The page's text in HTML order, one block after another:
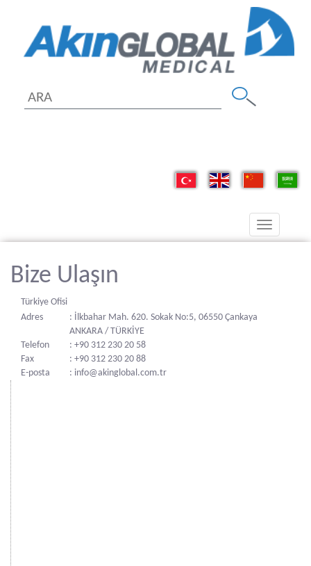
Toggle
navigation
Bize Ulaşın
Türkiye Ofisi
Adres
: İlkbahar Mah. 620. Sokak No:5, 06550 Çankaya
ANKARA / TÜRKİYE
Telefon
: +90 312 230 20 58
Fax
: +90 312 230 20 88
E-posta
: info@akinglobal.com.tr